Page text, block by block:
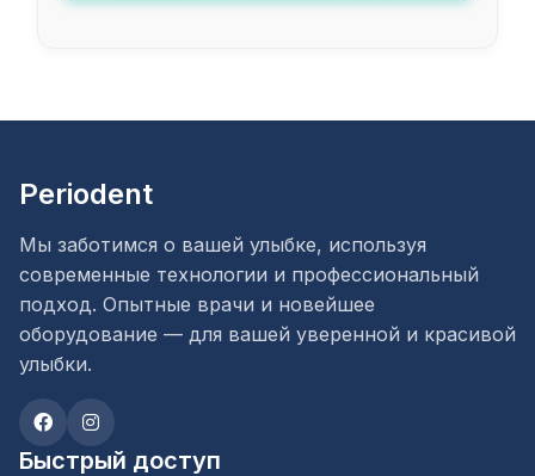
Periodent
Мы заботимся о вашей улыбке, используя
современные технологии и профессиональный
подход. Опытные врачи и новейшее
оборудование — для вашей уверенной и красивой
улыбки.
Быстрый доступ